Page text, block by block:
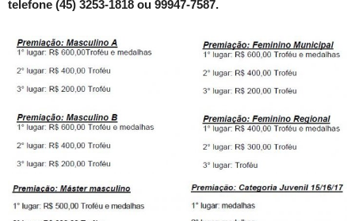
telefone (45) 3253-1818 ou 99947-7587.